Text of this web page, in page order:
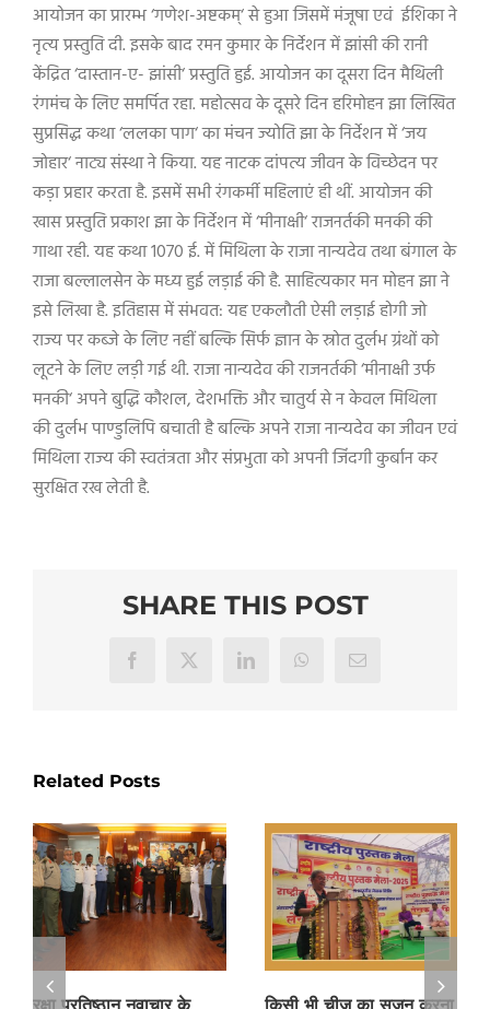
आयोजन का प्रारम्भ‘गणेश-अष्टकम्‘से हुआ जिसमें मंजूषा एवं ईशिका ने
नृत्य प्रस्तुति दी. इसके बाद रमन कुमार के निर्देशन में झांसी की रानी
केंद्रित‘दास्तान-ए- झांसी‘प्रस्तुति हुई. आयोजन का दूसरा दिन मैथिली
रंगमंच के लिए समर्पित रहा. महोत्सव के दूसरे दिन हरिमोहन झा लिखित
सुप्रसिद्ध कथा‘ललका पाग‘का मंचन ज्योति झा के निर्देशन में‘जय
जोहार‘नाट्य संस्था ने किया. यह नाटक दांपत्य जीवन के विच्छेदन पर
कड़ा प्रहार करता है. इसमें सभी रंगकर्मी महिलाएं ही थीं. आयोजन की
खास प्रस्तुति प्रकाश झा के निर्देशन में‘मीनाक्षी‘राजनर्तकी मनकी की
गाथा रही. यह कथा1070ई. में मिथिला के राजा नान्यदेव तथा बंगाल के
राजा बल्लालसेन के मध्य हुई लड़ाई की है. साहित्यकार मन मोहन झा ने
इसे लिखा है. इतिहास में संभवत: यह एकलौती ऐसी लड़ाई होगी जो
राज्य पर कब्जे के लिए नहीं बल्कि सिर्फ ज्ञान के स्रोत दुर्लभ ग्रंथों को
लूटने के लिए लड़ी गई थी. राजा नान्यदेव की राजनर्तकी‘मीनाक्षी उर्फ
मनकी‘अपने बुद्धि कौशल,देशभक्ति और चातुर्य से न केवल मिथिला
की दुर्लभ पाण्डुलिपि बचाती है बल्कि अपने राजा नान्यदेव का जीवन एवं
मिथिला राज्य की स्वतंत्रता और संप्रभुता को अपनी जिंदगी कुर्बान कर
सुरक्षित रख लेती है.
SHARE THIS POST
Facebook
X LinkedInWhatsAppEmail
Related Posts